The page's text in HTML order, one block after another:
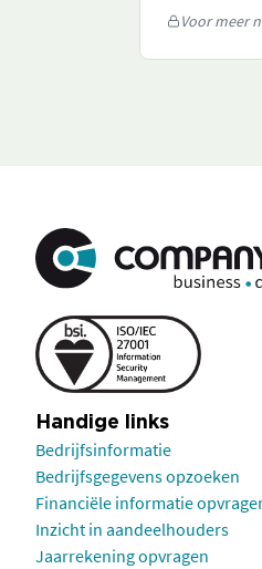
Voor meer
Handige links
Bedrijfsinformatie
Bedrijfsgegevens opzoeken
Financiële informatie
Inzicht in aandeelhouders
Jaarrekening opvragen